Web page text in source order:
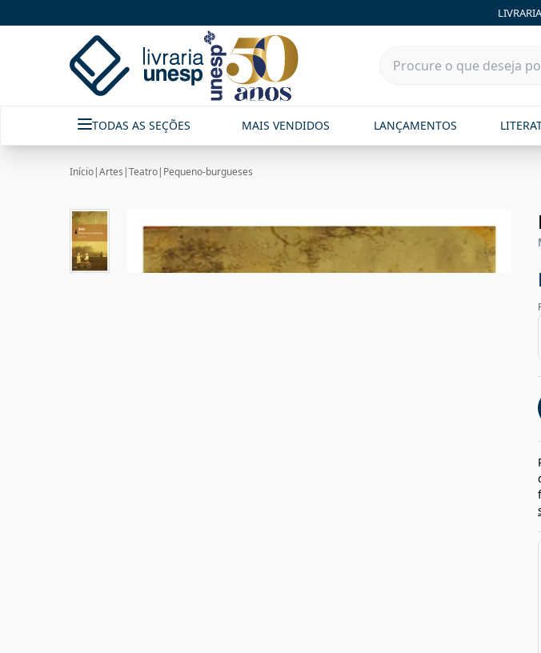
TODAS AS SEÇÕES MAIS VENDIDOS LANÇAMENTOS
Início|Artes |Teatro| Pequeno-burgueses